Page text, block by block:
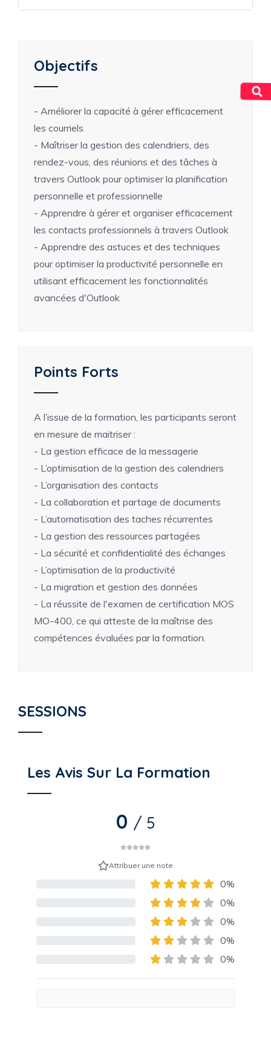
Objectifs
- Améliorer la capacité à gérer efficacement
les courriels
- Maîtriser la gestion des calendriers, des
rendez-vous, des réunions et des tâches à
travers Outlook pour optimiser la planification
personnelle et professionnelle
- Apprendre à gérer et organiser efficacement
les contacts professionnels à travers Outlook
- Apprendre des astuces et des techniques
pour optimiser la productivité personnelle en
utilisant efficacement les fonctionnalités
avancées d'Outlook
Points Forts
A l’issue de la formation, les participants seront
en mesure de maitriser :
- La gestion efficace de la messagerie
- L’optimisation de la gestion des calendriers
- L’organisation des contacts
- La collaboration et partage de documents
- L’automatisation des taches récurrentes
- La gestion des ressources partagées
- La sécurité et confidentialité des échanges
- L’optimisation de la productivité
- La migration et gestion des données
- La réussite de l'examen de certification MOS
MO-400, ce qui atteste de la maîtrise des
compétences évaluées par la formation.
SESSIONS
Les Avis Sur La Formation
0 / 5
Attribuer une note
0%
0%
0%
0%
0%